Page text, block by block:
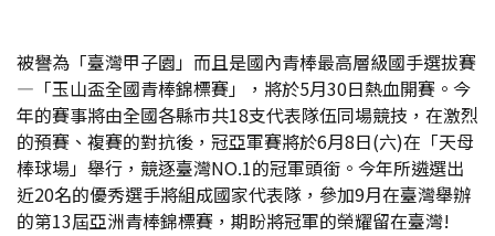
被譽為「臺灣甲子園」而且是國內青棒最高層級國手選拔賽
—「玉山盃全國青棒錦標賽」，將於5月30日熱血開賽。今
年的賽事將由全國各縣市共18支代表隊伍同場競技，在激烈
的預賽、複賽的對抗後，冠亞軍賽將於6月8日(六)在「天母
棒球場」舉行，競逐臺灣NO.1的冠軍頭銜。今年所遴選出
近20名的優秀選手將組成國家代表隊，參加9月在臺灣舉辦
的第13屆亞洲青棒錦標賽，期盼將冠軍的榮耀留在臺灣!